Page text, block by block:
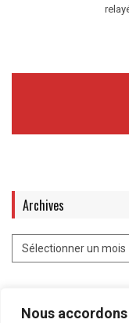
Nous
Archives